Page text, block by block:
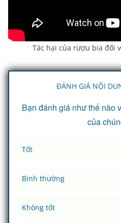
Tác hại của rượu bia đối
ĐÁNH GIÁ NỘI
Bạn đánh giá như thế nào
của
Tốt
Bình thường
Không tốt